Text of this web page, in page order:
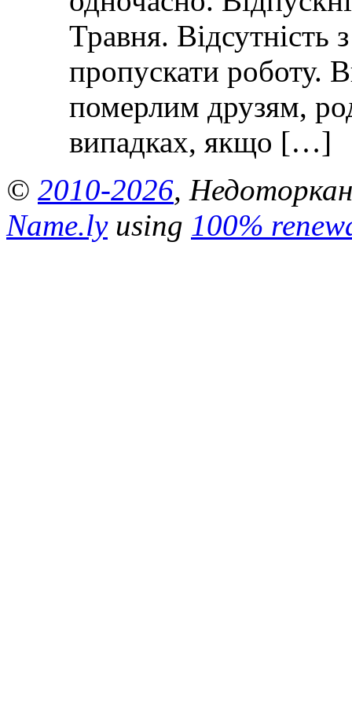
Травня.
пропускати роботу.
померлим друзям,
випадках, якщо […]
© 2010-2026,
Name.lyusing 100%